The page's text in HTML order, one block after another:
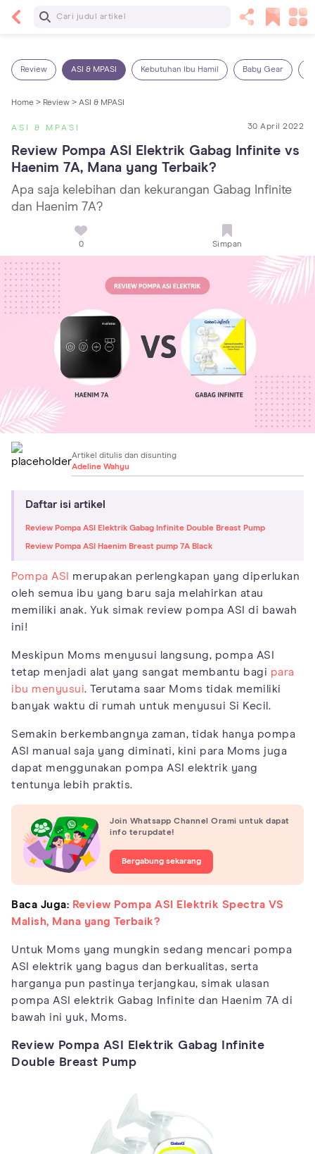
Baca Selanjutnya
Review ASI & MPASI Kebutuhan Ibu Hamil Baby Gear
Home > Review > ASI & MPASI
ASI & MPASI 30 April 2022
Review Pompa ASI Elektrik Gabag Infinite vs
Haenim 7A, Mana yang Terbaik?
Apa saja kelebihan dan kekurangan Gabag Infinite
dan Haenim 7A?
0 Simpan
Artikel ditulis dan disunting
Adeline Wahyu
Daftar isi artikel
Review Pompa ASI Elektrik Gabag Infinite Double Breast Pump
Review Pompa ASI Haenim Breast pump 7A Black
Pompa ASI merupakan perlengkapan yang diperlukan
oleh semua ibu yang baru saja melahirkan atau
memiliki anak. Yuk simak review pompa ASI di bawah
ini!
Meskipun Moms menyusui langsung, pompa ASI
tetap menjadi alat yang sangat membantu bagi para
ibu menyusui. Terutama saar Moms tidak memiliki
banyak waktu di rumah untuk menyusui Si Kecil.
Semakin berkembangnya zaman, tidak hanya pompa
ASI manual saja yang diminati, kini para Moms juga
dapat menggunakan pompa ASI elektrik yang
tentunya lebih praktis.
Join Whatsapp Channel Orami untuk dapat
info terupdate!
Bergabung sekarang
Baca Juga: Review Pompa ASI Elektrik Spectra VS
Malish, Mana yang Terbaik?
Untuk Moms yang mungkin sedang mencari pompa
ASI elektrik yang bagus dan berkualitas, serta
harganya pun pastinya terjangkau, simak ulasan
pompa ASI elektrik Gabag Infinite dan Haenim 7A di
bawah ini yuk, Moms.
Review Pompa ASI Elektrik Gabag Infinite
Double Breast Pump